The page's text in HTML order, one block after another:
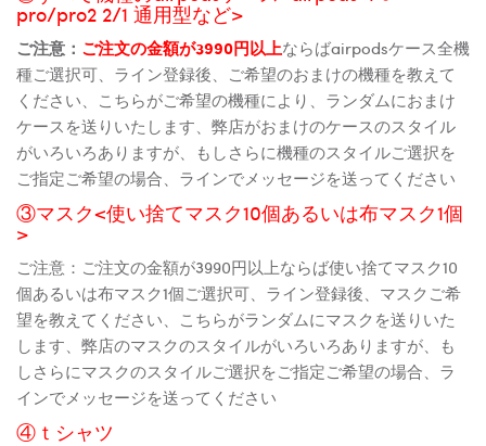
pro/pro2 2/1 通用型など>
ご注意： ご注文の金額が3990円以上ならばairpodsケース全機
種ご選択可、ライン登録後、ご希望のおまけの機種を教えて
ください、こちらがご希望の機種により、ランダムにおまけ
ケースを送りいたします、弊店がおまけのケースのスタイル
がいろいろありますが、もしさらに機種のスタイルご選択を
ご指定ご希望の場合、ラインでメッセージを送ってください
③マスク<使い捨てマスク10個あるいは布マスク1個
>
ご注意：ご注文の金額が3990円以上ならば使い捨てマスク10
個あるいは布マスク1個ご選択可、ライン登録後、マスクご希
望を教えてください、こちらがランダムにマスクを送りいた
します、弊店のマスクのスタイルがいろいろありますが、も
しさらにマスクのスタイルご選択をご指定ご希望の場合、ラ
インでメッセージを送ってください
④ｔシャツ